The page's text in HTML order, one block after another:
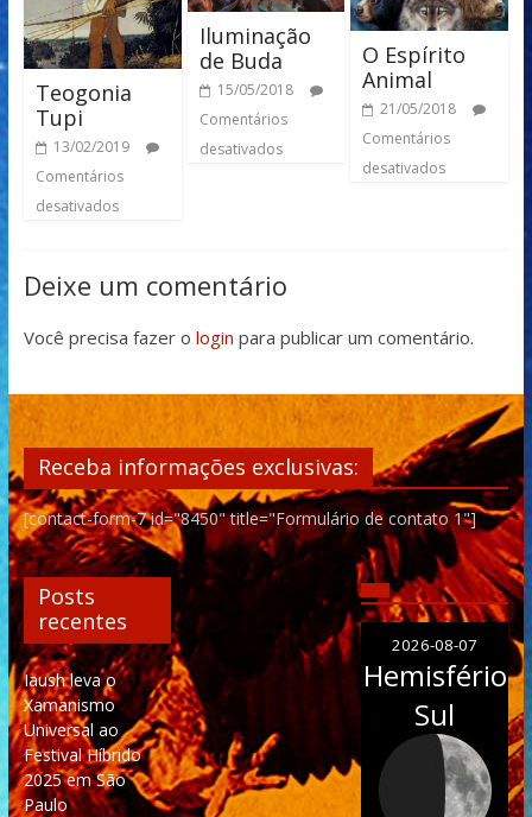
Teogonia
Tupi
13/02/2019
Comentários
desativados
Iluminação
de Buda
15/05/2018
Comentários
desativados
O Espírito
Animal
21/05/2018
Comentários
desativados
Deixe um comentário
Você precisa fazer o login para publicar um comentário.
Receba informações exclusivas:
[contact-form-7 id="8450" title="Formulário de contato 1"]
Posts
recentes
Iaush leva o
Xamanismo
Universal ao
Festival Híbrido
2025 em São
Paulo
2026-08-07
Hemisfério
Sul